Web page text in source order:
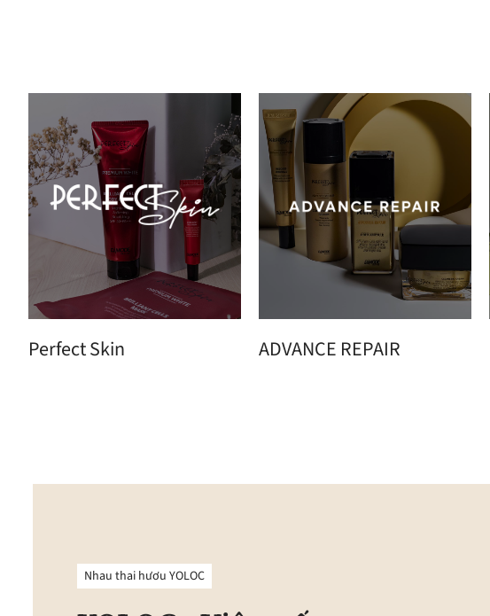
Perfect Skin ADVANCE REPAIR
Nhau thai hươu YOLOC